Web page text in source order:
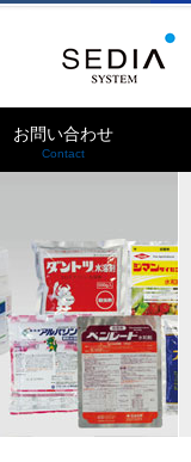
お問い合わせ
Contact